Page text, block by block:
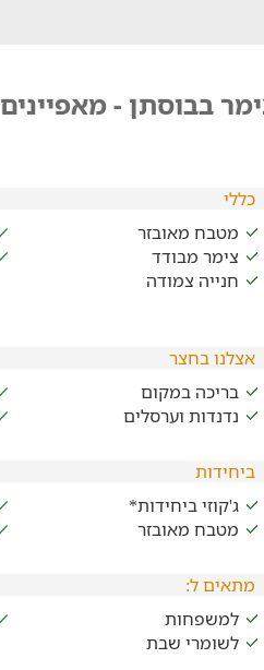
בבוסתן - מאפיינים
כללי
מטבח מאובזר
צימר מבודד
חנייה צמודה
אצלנו בחצר
בריכה במקום
נדנדות וערסלים
ביחידות
ג'קוזי ביחידות*
מטבח מאובזר
מתאים ל:
למשפחות
לשומרי שבת